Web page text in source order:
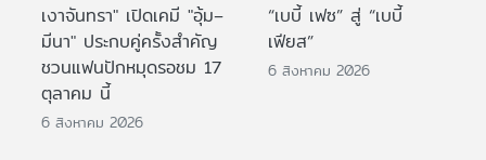
เงาจันทรา" เปิดเคมี "อุ้ม–
มีนา" ประกบคู่ครั้งสำคัญ
ชวนแฟนปักหมุดรอชม 17
ตุลาคม นี้
6 สิงหาคม 2026
“เบบี้ เฟซ” สู่ “เบบี้
เฟียส”
6 สิงหาคม 2026